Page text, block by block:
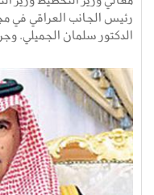
رئيس الجانب العراقي في
الدكتور سلمان الجميلي.